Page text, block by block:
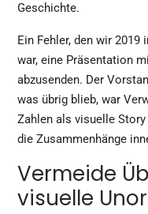
Geschichte.
Ein Fehler, den wir
war, eine Präsentation
abzusenden. Der
was übrig blieb, war
Zahlen als visuelle
die Zusammenhänge
Vermeide
visuelle